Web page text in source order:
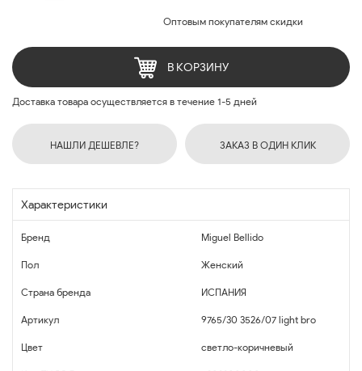
Оптовым покупателям скидки
В КОРЗИНУ
Доставка товара осуществляется в течение 1-5 дней
НАШЛИ ДЕШЕВЛЕ? ЗАКАЗ В ОДИН КЛИК
Характеристики
Бренд Miguel Bellido
Пол Женский
Страна бренда ИСПАНИЯ
Артикул 9765/30 3526/07 light bro
Цвет светло-коричневый